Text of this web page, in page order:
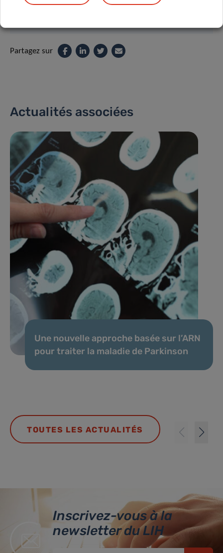
Partagez sur
Actualités associées
Une nouvelle approche basée sur l’ARN
pour traiter la maladie de Parkinson
TOUTES LES ACTUALITÉS
Inscrivez-vous à la
newsletter du LIH